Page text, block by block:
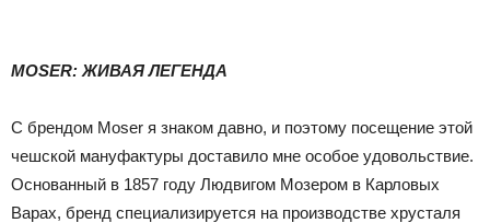
MOSER: ЖИВАЯ ЛЕГЕНДА
С брендом Moser я знаком давно, и поэтому посещение этой
чешской мануфактуры доставило мне особое удовольствие.
Основанный в 1857 году Людвигом Мозером в Карловых
Варах, бренд специализируется на производстве хрусталя